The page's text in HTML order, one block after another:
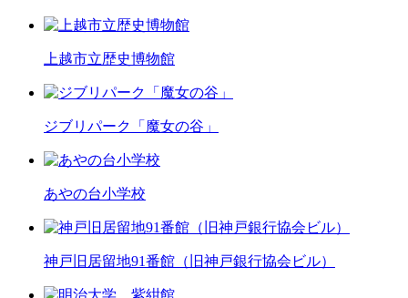
上越市立歴史博物館
ジブリパーク「魔女の谷」
あやの台小学校
神戸旧居留地91番館（旧神戸銀行協会ビル）